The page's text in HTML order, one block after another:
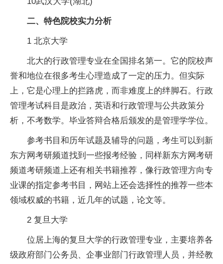
二、特色院校实力分析
1 北京大学
北大的行政管理专业在全国排名第一。它的院校声
誉和地位在很多考生心理造成了一定的压力。但实际
上，它是心理上的拦路虎，而非难度上的绊脚石。行政
管理考试科目是政治，英语和行政管理与公共政策分
析，不考数学。毕业答辩合格后颁发的是管理学学位。
参考书目和历年试题及辅导的问题，考生可以到新
东方网考研频道找到一些报考经验，同样新东方网考研
频道考研频道上还有相关书籍推荐，像行政管理方向专
业课的指定参考书目，网站上还会选择性的推荐一些本
领域权威的书籍， 近 几年的试题，论文等。
2 复旦大学
位居上海的复旦大学的行政管理专业，主要培养各
级政府部门公务员、企事业部门行政管理人员，并经教